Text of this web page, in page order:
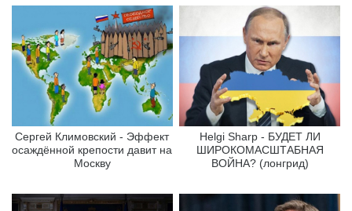
Сергей Климовский - Эффект
осаждённой крепости давит на
Москву
Helgi Sharp - БУДЕТ ЛИ
ШИРОКОМАСШТАБНАЯ
ВОЙНА? (лонгрид)